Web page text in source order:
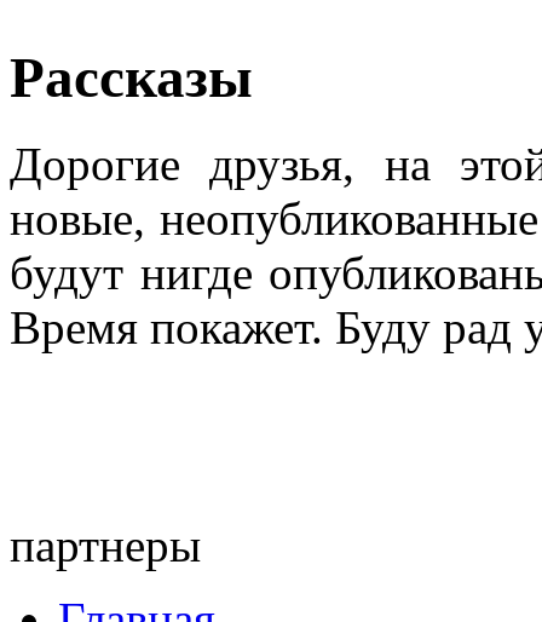
Рассказы
Дорогие друзья, на
новые,
будут нигде
Время покажет. Буду
партнеры